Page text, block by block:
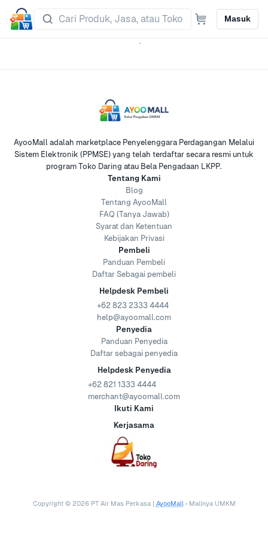
Masuk
AyooMall adalah marketplace Penyelenggara Perdagangan Melalui
Sistem Elektronik (PPMSE) yang telah terdaftar secara resmi untuk
program Toko Daring atau Bela Pengadaan LKPP.
Tentang Kami
Blog
Tentang AyooMall
FAQ (Tanya Jawab)
Syarat dan Ketentuan
Kebijakan Privasi
Pembeli
Panduan Pembeli
Daftar Sebagai pembeli
Helpdesk Pembeli
+62 823 2333 4444
help@ayoomall.com
Penyedia
Panduan Penyedia
Daftar sebagai penyedia
Helpdesk Penyedia
+62 821 1333 4444
merchant@ayoomall.com
Ikuti Kami
Kerjasama
Copyright © 2026 PT Air Mas Perkasa | AyooMall • Mallnya UMKM